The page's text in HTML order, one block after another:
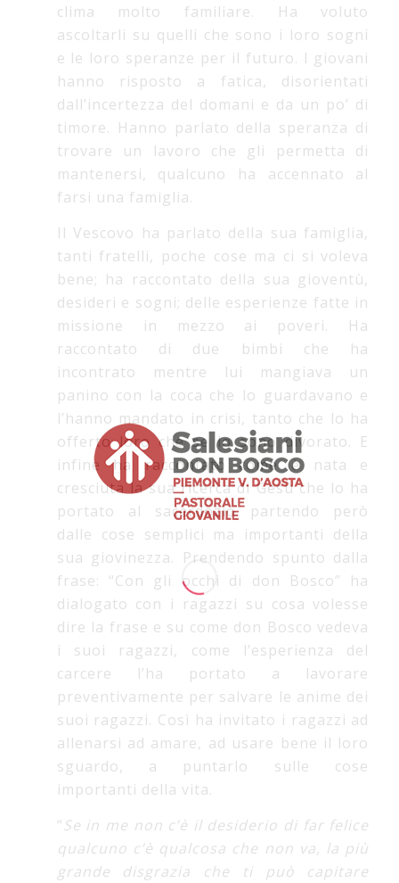
clima molto familiare. Ha voluto
ascoltarli su quelli che sono i loro sogni
e le loro speranze per il futuro. I giovani
hanno risposto a fatica, disorientati
dall’incertezza del domani e da un po’ di
timore. Hanno parlato della speranza di
trovare un lavoro che gli permetta di
mantenersi, qualcuno ha accennato al
farsi una famiglia.
Il Vescovo ha parlato della sua famiglia,
tanti fratelli, poche cose ma ci si voleva
bene; ha raccontato della sua gioventù,
desideri e sogni; delle esperienze fatte in
missione in mezzo ai poveri. Ha
raccontato di due bimbi che ha
incontrato mentre lui mangiava un
panino con la coca che lo guardavano e
l’hanno mandato in crisi, tanto che lo ha
offerto loro che se lo sono divorato. E
infine ha raccontato come è nata e
cresciuta la sua ricerca di Gesù che lo ha
portato al sacerdozio partendo però
dalle cose semplici ma importanti della
sua giovinezza. Prendendo spunto dalla
frase: “Con gli occhi di don Bosco” ha
dialogato con i ragazzi su cosa volesse
dire la frase e su come don Bosco vedeva
i suoi ragazzi, come l’esperienza del
carcere l’ha portato a lavorare
preventivamente per salvare le anime dei
suoi ragazzi. Così ha invitato i ragazzi ad
allenarsi ad amare, ad usare bene il loro
sguardo, a puntarlo sulle cose
importanti della vita.
“Se in me non c’è il desiderio di far felice
qualcuno c’è qualcosa che non va, la più
grande disgrazia che ti può capitare